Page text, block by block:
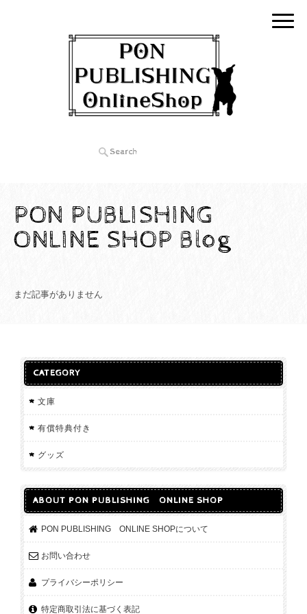
PON PUBLISHING
ONLINE SHOP Blog
まだ記事がありません
CATEGORY
文庫
有償特典付き
グッズ
ABOUT PON PUBLISHING ONLINE SHOP
PON PUBLISHING ONLINE SHOPについて
お問い合わせ
プライバシーポリシー
特定商取引法に基づく表記